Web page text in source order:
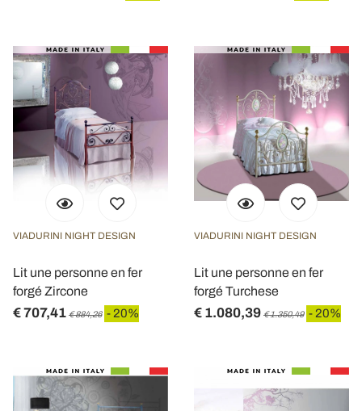
VIADURINI NIGHT DESIGN
Lit une personne en fer
forgé Zircone
€ 707,41 € 884,26 - 20%
VIADURINI NIGHT DESIGN
Lit une personne en fer
forgé Turchese
€ 1.080,39 € 1.350,49 - 20%